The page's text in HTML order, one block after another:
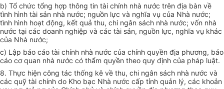
b) Tổ chức tổng hợp thông tin tài chính nhà nước trên địa bàn về
tình hình tài sản nhà nước; nguồn lực và nghĩa vụ của Nhà nước;
tình hình hoạt động, kết quả thu, chi ngân sách nhà nước; vốn nhà
nước tại các doanh nghiệp và các tài sản, nguồn lực, nghĩa vụ khác
của Nhà nước;
c) Lập báo cáo tài chính nhà nước của chính quyền địa phương, báo
cáo cơ quan nhà nước có thẩm quyền theo quy định của pháp luật.
8. Thực hiện công tác thống kê về thu, chi ngân sách nhà nước và
các quỹ tài chính do Kho bạc Nhà nước cấp tỉnh quản lý, các khoản